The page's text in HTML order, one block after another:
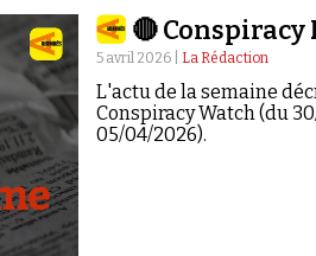
🔴 Conspiracy
5 avril 2026 | La Rédaction
L'actu de la semaine
Conspiracy Watch (du
05/04/2026).